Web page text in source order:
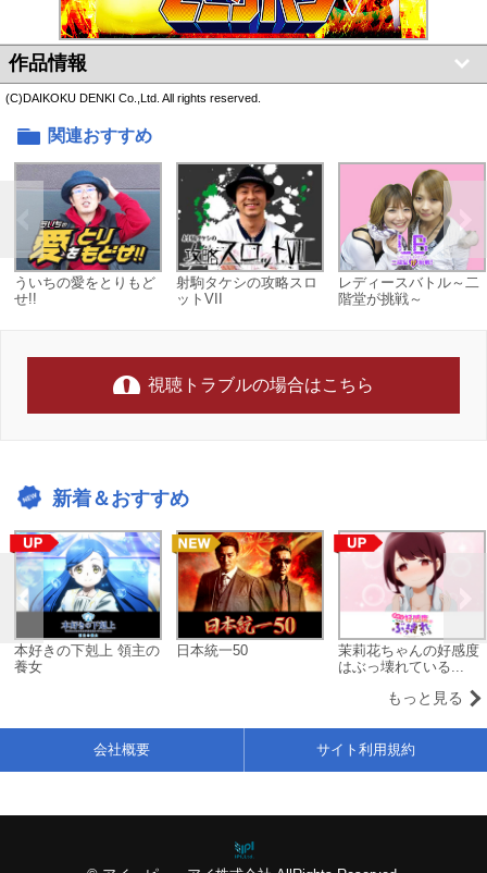
作品情報
(C)DAIKOKU DENKI Co.,Ltd. All rights reserved.
関連おすすめ
ういちの愛をとりもど
せ!!
射駒タケシの攻略スロ
ットVII
レディースバトル～二
階堂が挑戦～
視聴トラブルの場合はこちら
新着＆おすすめ
本好きの下剋上 領主の
養女
日本統一50
茉莉花ちゃんの好感度
はぶっ壊れている...
もっと見る
会社概要 サイト利用規約